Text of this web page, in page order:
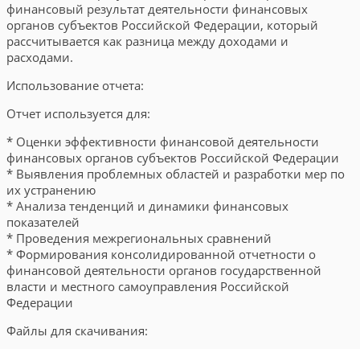
финансовый результат деятельности финансовых
органов субъектов Российской Федерации, который
рассчитывается как разница между доходами и
расходами.
Использование отчета:
Отчет используется для:
* Оценки эффективности финансовой деятельности
финансовых органов субъектов Российской Федерации
* Выявления проблемных областей и разработки мер по
их устранению
* Анализа тенденций и динамики финансовых
показателей
* Проведения межрегиональных сравнений
* Формирования консолидированной отчетности о
финансовой деятельности органов государственной
власти и местного самоуправления Российской
Федерации
Файлы для скачивания: